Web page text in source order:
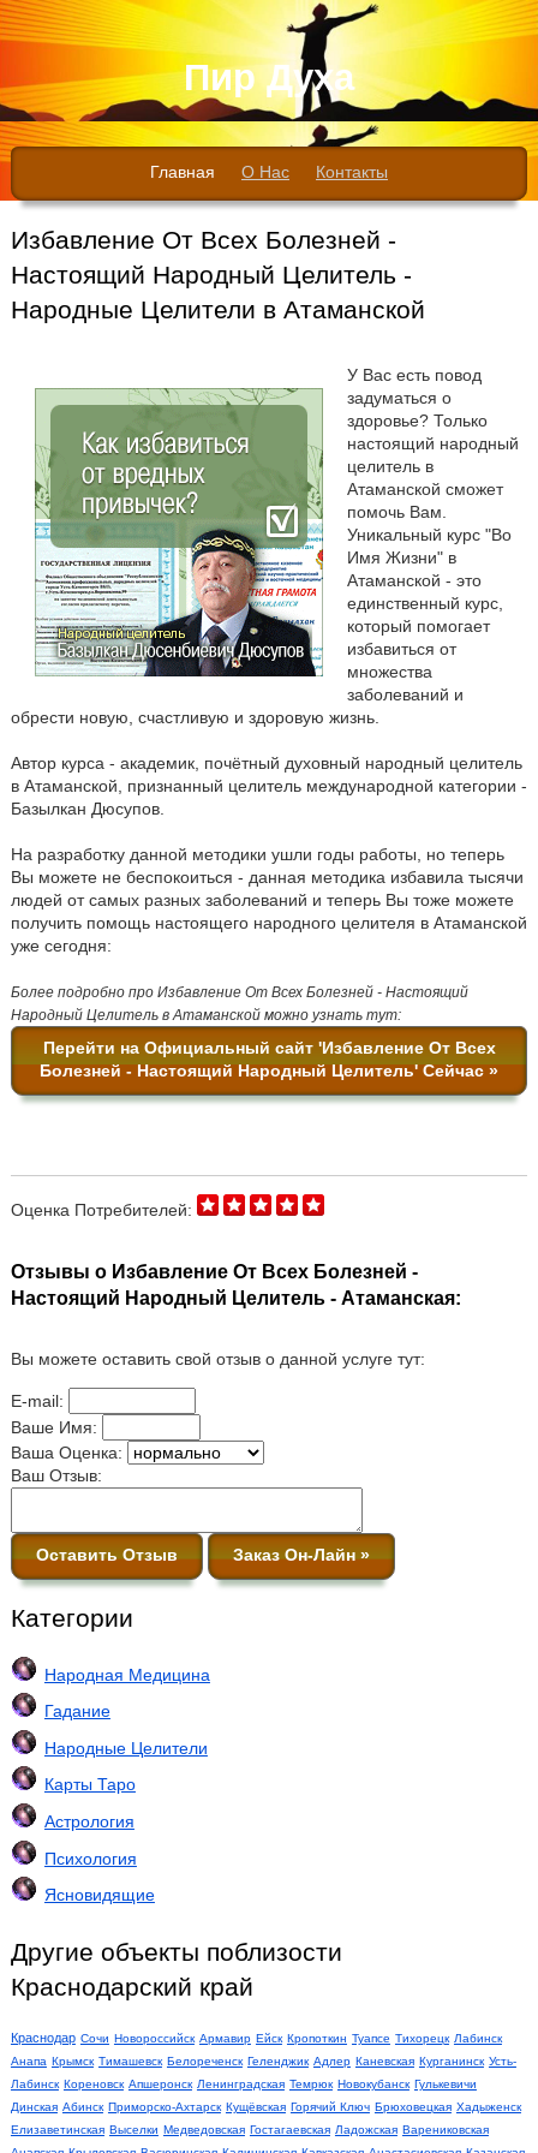
Пир Духа
Главная О Нас Контакты
Избавление От Всех Болезней -
Настоящий Народный Целитель -
Народные Целители в Атаманской
У Вас есть повод
задуматься о
здоровье? Только
настоящий народный
целитель в
Атаманской сможет
помочь Вам.
Уникальный курс "Во
Имя Жизни" в
Атаманской - это
единственный курс,
который помогает
избавиться от
множества
заболеваний и
обрести новую, счастливую и здоровую жизнь.
Автор курса - академик, почётный духовный народный целитель
в Атаманской, признанный целитель международной категории -
Базылкан Дюсупов.
На разработку данной методики ушли годы работы, но теперь
Вы можете не беспокоиться - данная методика избавила тысячи
людей от самых разных заболеваний и теперь Вы тоже можете
получить помощь настоящего народного целителя в Атаманской
уже сегодня:
Более подробно про Избавление От Всех Болезней - Настоящий
Народный Целитель в Атаманской можно узнать тут:
Перейти на Официальный сайт 'Избавление От Всех
Болезней - Настоящий Народный Целитель' Сейчас »
Оценка Потребителей:
Отзывы о Избавление От Всех Болезней -
Настоящий Народный Целитель - Атаманская:
Вы можете оставить свой отзыв о данной услуге тут:
E-mail:
Ваше Имя:
Ваша Оценка:
Ваш Отзыв:
Оставить Отзыв Заказ Он-Лайн »
Категории
Народная Медицина
Гадание
Народные Целители
Карты Таро
Астрология
Психология
Ясновидящие
Другие объекты поблизости
Краснодарский край
Краснодар Сочи Новороссийск Армавир Ейск Кропоткин Туапсе Тихорецк Лабинск
Анапа Крымск Тимашевск Белореченск Геленджик Адлер Каневская Курганинск Усть-
Лабинск Кореновск Апшеронск Ленинградская Темрюк Новокубанск Гулькевичи
Динская Абинск Приморско-Ахтарск Кущёвская Горячий Ключ Брюховецкая Хадыженск
Елизаветинская Выселки Медведовская Гостагаевская Ладожская Варениковская